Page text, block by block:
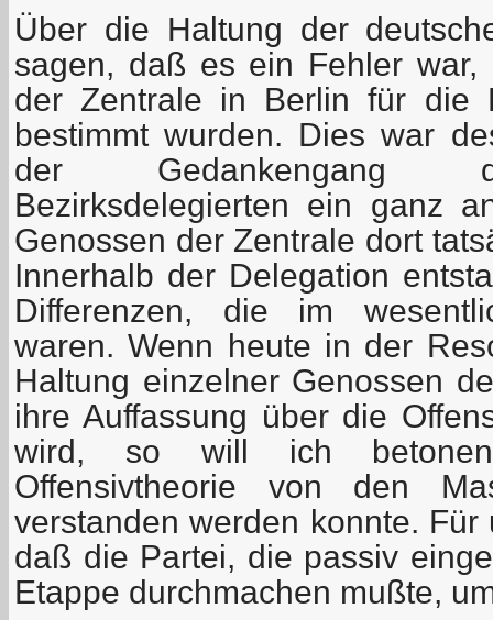
Über die Haltung der
sagen, daß es ein Fehler
der Zentrale in Berlin für die
bestimmt wurden. Dies war
der Gedankengang
Bezirksdelegierten ein ganz
Genossen der Zentrale dort
Innerhalb der Delegation
Differenzen, die im
waren. Wenn heute in der
Haltung einzelner Genossen
ihre Auffassung über die
wird, so will ich
Offensivtheorie von den
verstanden werden konnte.
daß die Partei, die passiv
Etappe durchmachen mußte,